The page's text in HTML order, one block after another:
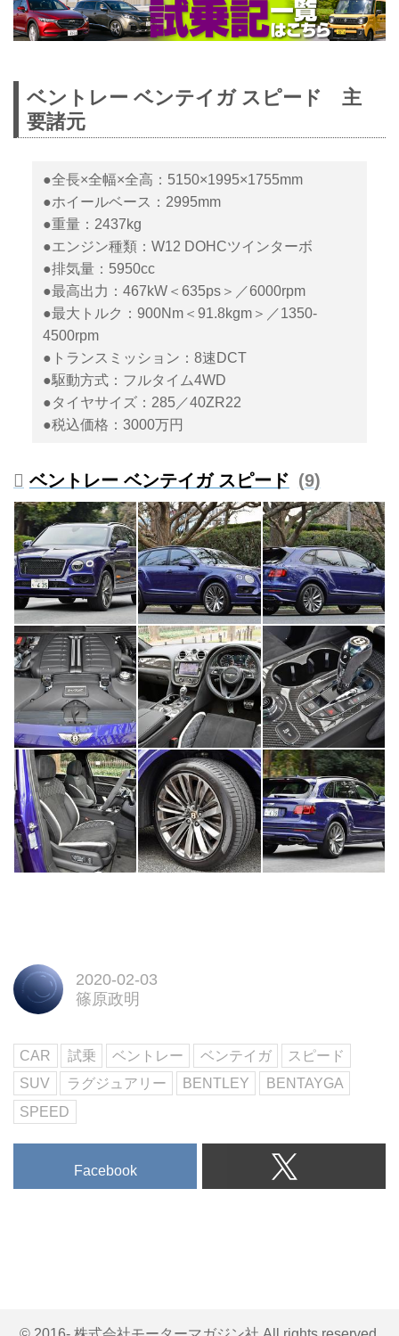
ベントレー ベンテイガ スピード 主
要諸元
●全長×全幅×全高：5150×1995×1755mm
●ホイールベース：2995mm
●重量：2437kg
●エンジン種類：W12 DOHCツインターボ
●排気量：5950cc
●最高出力：467kW＜635ps＞／6000rpm
●最大トルク：900Nm＜91.8kgm＞／1350-
4500rpm
●トランスミッション：8速DCT
●駆動方式：フルタイム4WD
●タイヤサイズ：285／40ZR22
●税込価格：3000万円
ベントレー ベンテイガ スピード 9
2020-02-03
篠原政明
CAR 試乗 ベントレー ベンテイガ
スピード
SUV
ラグジュアリー BENTLEY
BENTAYGA
SPEED
Facebook